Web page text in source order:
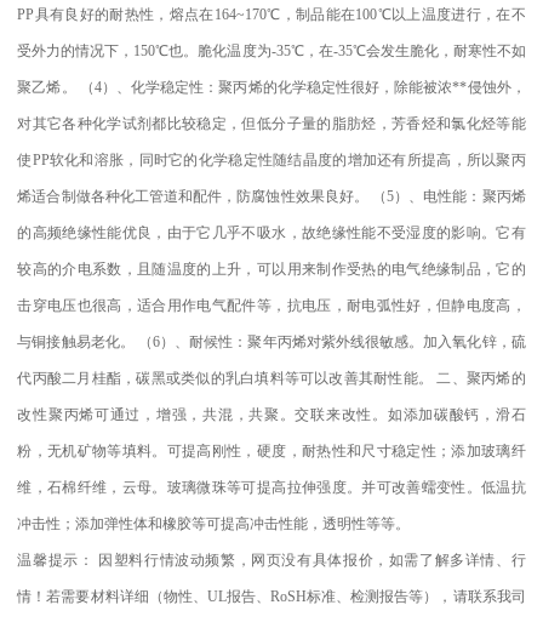
PP具有良好的耐热性，熔点在164~170℃ ，制品能在100℃以上温度进行，在不
受外力的情况下， 150℃也。脆化温度为-35℃，在-35℃会发生脆化，耐寒性不如
聚乙烯。 （4）、化学稳定性：聚丙烯的化学稳定性很好，除能被浓**侵蚀外，
对其它各种化学试剂都比较稳定，但低分子量的脂肪烃，芳香烃和氯化烃等能
使PP软化和溶胀，同时它的化学稳定性随结晶度的增加还有所提高，所以聚丙
烯适合制做各种化工管道和配件，防腐蚀性效果良好。 （5）、电性能：聚丙烯
的高频绝缘性能优良，由于它几乎不吸水，故绝缘性能不受湿度的影响。它有
较高的介电系数，且随温度的上升，可以用来制作受热的电气绝缘制品，它的
击穿电压也很高，适合用作电气配件等，抗电压，耐电弧性好，但静电度高，
与铜接触易老化。 （6）、耐候性：聚年丙烯对紫外线很敏感。加入氧化锌，硫
代丙酸二月桂酯，碳黑或类似的乳白填料等可以改善其耐性能。二、聚丙烯的
改性聚丙烯可通过，增强，共混，共聚。交联来改性。如添加碳酸钙，滑石
粉，无机矿物等填料。可提高刚性，硬度，耐热性和尺寸稳定性；添加玻璃纤
维，石棉纤维，云母。玻璃微珠等可提高拉伸强度。并可改善蠕变性。低温抗
冲击性；添加弹性体和橡胶等可提高冲击性能，透明性等等。
温馨提示： 因塑料行情波动频繁，网页没有具体报价，如需了解多详情、行
情！若需要材料详细（物性、 UL报告、RoSH标准、检测报告等），请联系我司